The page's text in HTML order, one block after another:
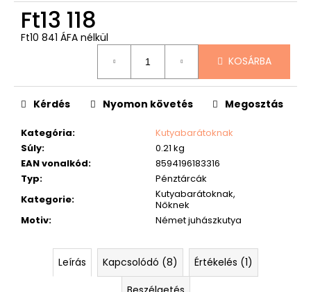
Ft13 118
Ft10 841 ÁFA nélkül
KOSÁRBA
Kategória:
Kutyabarátoknak
Súly:
0.21 kg
EAN vonalkód:
8594196183316
Typ:
Pénztárcák
Kategorie:
Kutyabarátoknak,
Nőknek
Motiv: Német juhászkutya
Kérdés Nyomon követés Megosztás
Leírás Kapcsolódó (8)
Értékelés (1)